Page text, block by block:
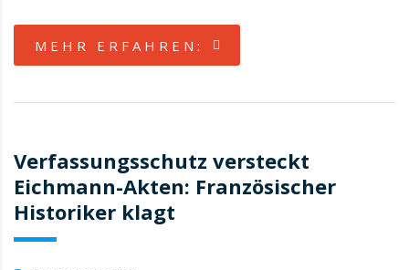
MEHR ERFAHREN:
Verfassungsschutz versteckt
Eichmann-Akten: Französischer
Historiker klagt